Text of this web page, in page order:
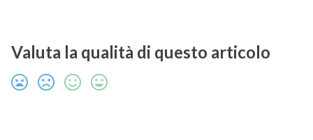
Valuta la qualità di questo articolo